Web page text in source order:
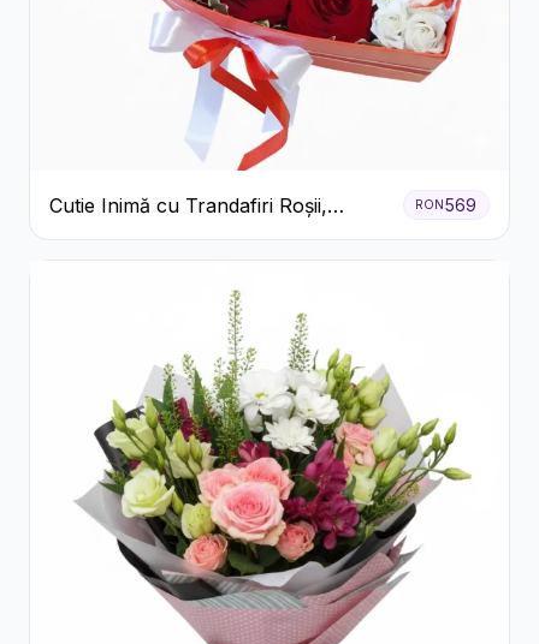
Cutie Inimă cu Trandafiri Roșii,
Crizanteme Albe și Bomboane
Raffaello
RON569